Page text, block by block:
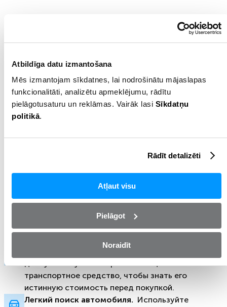
Atbildīga datu izmantošana
Mēs izmantojam sīkdatnes, lai nodrošinātu mājaslapas
funkcionalitāti, analizētu apmeklējumu, rādītu
pielāgotusaturu un reklāmas. Vairāk lasi Sīkdatņu
politikā.
Rādīt detalizēti
Atļaut visu
Pielāgot
Noraidīt
MyAutotev
RU
LV
EN
Узнать стоимость автомобиля
Оцените любой автомобиль бесплатно и
получите финансирование
Узнайте стоимость автомобиля.
доступ к актуальным рыночным ценам на любое
транспортное средство, чтобы знать его
истинную стоимость перед покупкой.
Легкий поиск автомобиля. Используйте